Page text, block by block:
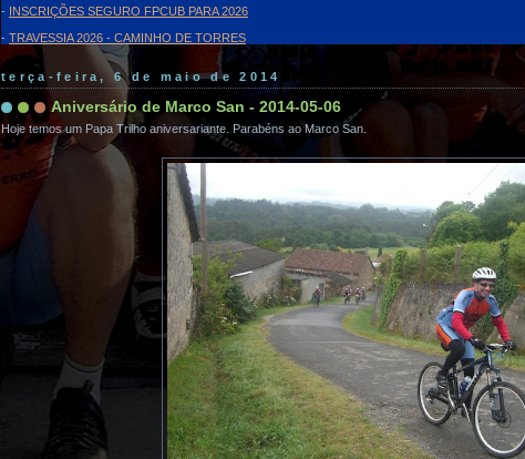
- INSCRIÇÕES SEGURO FPCUB PARA 2026
- TRAVESSIA 2026 - CAMINHO DE TORRES
terça-feira, 6 de maio de 2014
Aniversário de Marco San - 2014-05-06
Hoje temos um Papa Trilho aniversariante. Parabéns ao Marco San.